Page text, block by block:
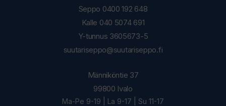
Seppo 0400 192 648
Kalle 040 5074 691
Y-tunnus 3605673-5
suutariseppo@suutariseppo.fi
Männiköntie 37
99800 Ivalo
Ma-Pe 9-19 | La 9-17 | Su 11-17